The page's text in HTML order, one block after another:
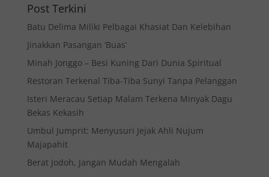
Post Terkini
Batu Delima Miliki Pelbagai Khasiat Dan Kelebihan
Jinakkan Pasangan ‘Buas’
Minah Jonggo – Besi Kuning Dari Dunia Spiritual
Restoran Terkenal Tiba-Tiba Sunyi Tanpa Pelanggan
Isteri Meracau Setiap Malam Terkena Minyak Dagu
Bekas Kekasih
Umbul Jumprit: Menyusuri Jejak Ahli Nujum
Majapahit
Berat Jodoh, Jangan Mudah Mengalah